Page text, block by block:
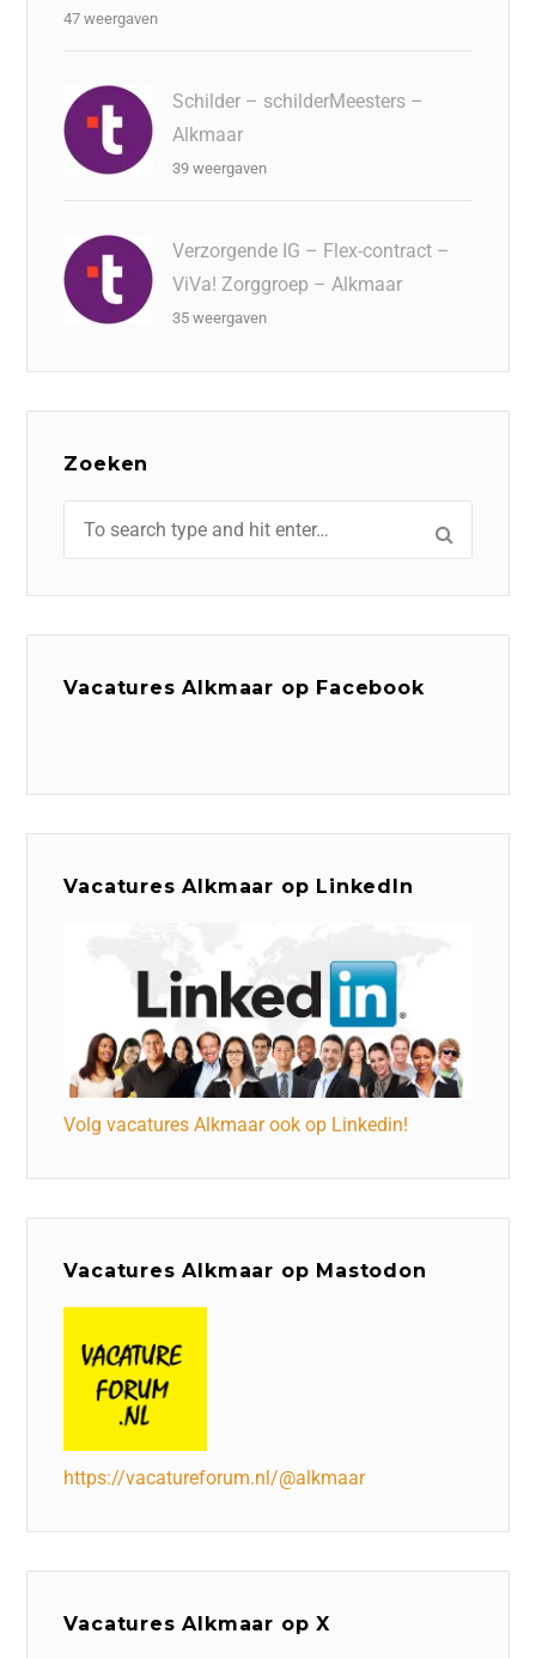
47 weergaven
Schilder – schilderMeesters –
Alkmaar
39 weergaven
Verzorgende IG – Flex-contract –
ViVa! Zorggroep – Alkmaar
35 weergaven
Zoeken
Vacatures Alkmaar op Facebook
Vacatures Alkmaar op LinkedIn
Volg vacatures Alkmaar ook op Linkedin!
Vacatures Alkmaar op Mastodon
https://vacatureforum.nl/@alkmaar
Vacatures Alkmaar op X